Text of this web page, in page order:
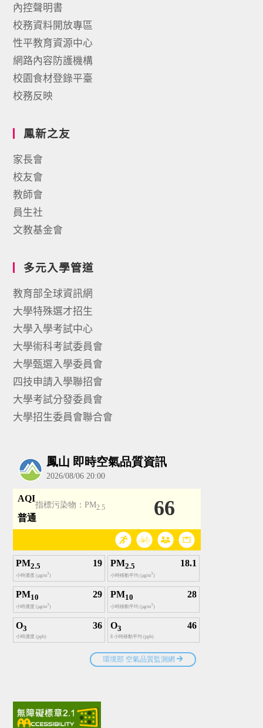
內控聲明書
校務資料開放專區
性平教育資源中心
網路內容防護機構
校園食材登錄平臺
校務反映
鳳新之友
家長會
校友會
教師會
員生社
文教基金會
多元入學管道
教育部全球資訊網
大學特殊選才招生
大學入學考試中心
大學術科考試委員會
大學甄選入學委員會
四技申請入學聯招會
大學考試分發委員會
大學招生委員會聯合會